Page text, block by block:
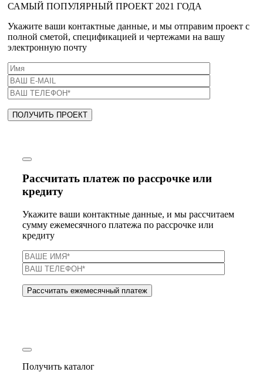
САМЫЙ ПОПУЛЯРНЫЙ ПРОЕКТ 2021 ГОДА
Укажите ваши контактные данные, и мы отправим проект с
полной сметой, спецификацией и чертежами на вашу
электронную почту
Рассчитать платеж по рассрочке или
кредиту
Укажите ваши контактные данные, и мы рассчитаем
сумму ежемесячного платежа по рассрочке или
кредиту
Получить каталог